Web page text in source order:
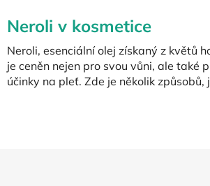
Neroli v kosmetice
Neroli, esenciální olej získaný z květů
je ceněn nejen pro svou vůni, ale také
účinky na pleť. Zde je několik způsobů,